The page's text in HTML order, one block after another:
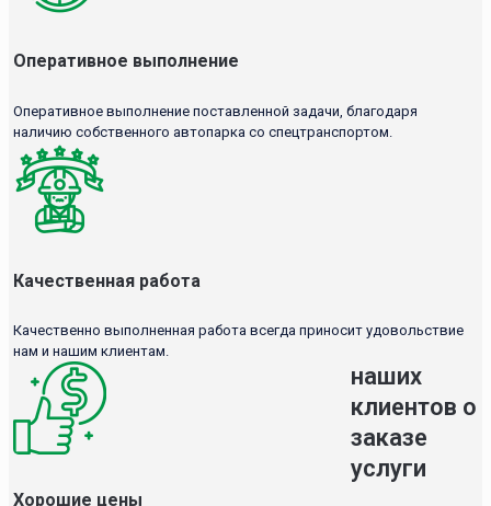
Оперативное выполнение
Оперативное выполнение поставленной задачи, благодаря
наличию собственного автопарка со спецтранспортом.
Качественная работа
Качественно выполненная работа всегда приносит удовольствие
нам и нашим клиентам.
Хорошие цены
наших
клиентов о
заказе
услуги